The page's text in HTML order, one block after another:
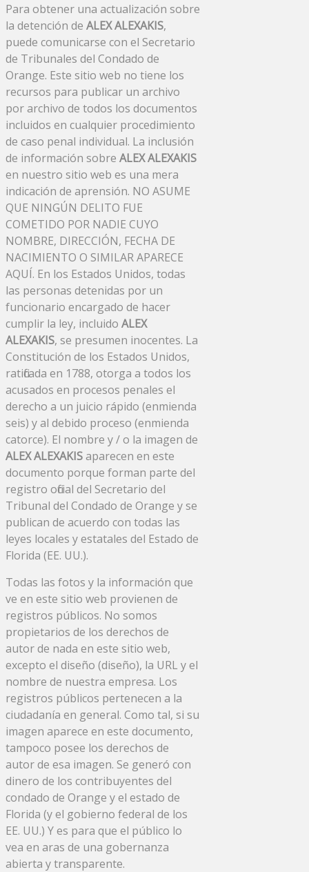
Para obtener una actualización sobre
la detención de ALEX ALEXAKIS,
puede comunicarse con el Secretario
de Tribunales del Condado de
Orange. Este sitio web no tiene los
recursos para publicar un archivo
por archivo de todos los documentos
incluidos en cualquier procedimiento
de caso penal individual. La inclusión
de información sobre ALEX ALEXAKIS
en nuestro sitio web es una mera
indicación de aprensión. NO ASUME
QUE NINGÚN DELITO FUE
COMETIDO POR NADIE CUYO
NOMBRE, DIRECCIÓN, FECHA DE
NACIMIENTO O SIMILAR APARECE
AQUÍ. En los Estados Unidos, todas
las personas detenidas por un
funcionario encargado de hacer
cumplir la ley, incluido ALEX
ALEXAKIS, se presumen inocentes. La
Constitución de los Estados Unidos,
ratificada en 1788, otorga a todos los
acusados ​​en procesos penales el
derecho a un juicio rápido (enmienda
seis) y al debido proceso (enmienda
catorce). El nombre y / o la imagen de
ALEX ALEXAKISaparecen en este
documento porque forman parte del
registro oficial del Secretario del
Tribunal del Condado de Orange y se
publican de acuerdo con todas las
leyes locales y estatales del Estado de
Florida (EE. UU.).
Todas las fotos y la información que
ve en este sitio web provienen de
registros públicos. No somos
propietarios de los derechos de
autor de nada en este sitio web,
excepto el diseño (diseño), la URL y el
nombre de nuestra empresa. Los
registros públicos pertenecen a la
ciudadanía en general. Como tal, si su
imagen aparece en este documento,
tampoco posee los derechos de
autor de esa imagen. Se generó con
dinero de los contribuyentes del
condado de Orange y el estado de
Florida (y el gobierno federal de los
EE. UU.) Y es para que el público lo
vea en aras de una gobernanza
abierta y transparente.